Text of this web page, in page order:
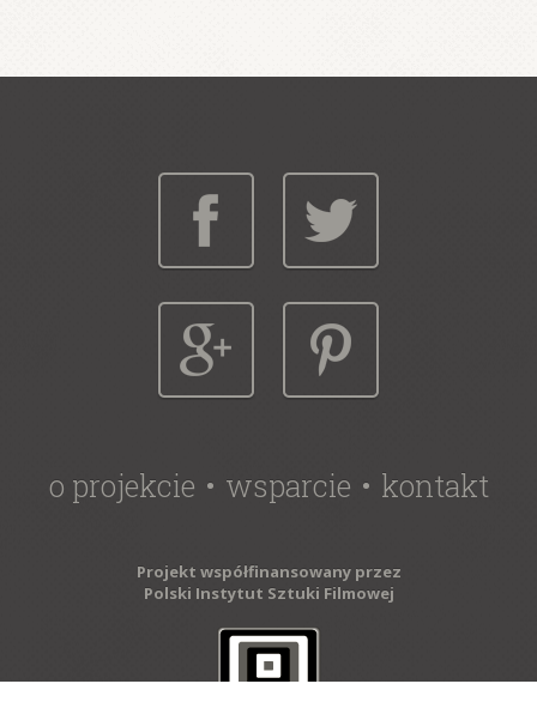
o projekcie wsparcie kontakt
Projekt współfinansowany przez